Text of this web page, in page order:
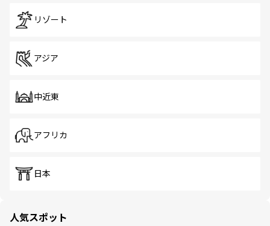
リゾート
アジア
中近東
アフリカ
日本
人気スポット